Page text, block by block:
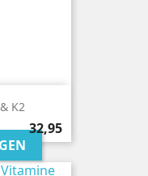
K2
Prijs
32,95